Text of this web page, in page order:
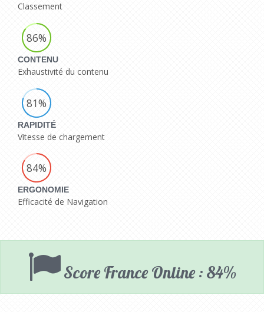
Classement
86%
CONTENU
Exhaustivité du contenu
81%
RAPIDITÉ
Vitesse de chargement
84%
ERGONOMIE
Efficacité de Navigation
Score France Online : 84%